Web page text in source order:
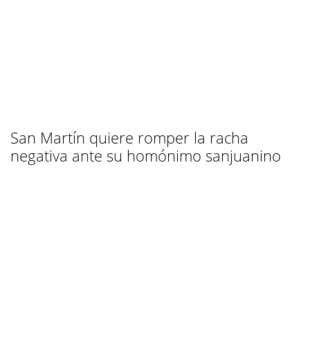
San Martín quiere romper la racha
negativa ante su homónimo sanjuanino